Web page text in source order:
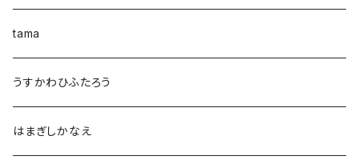
tama
うすかわひふたろう
はまぎしかなえ